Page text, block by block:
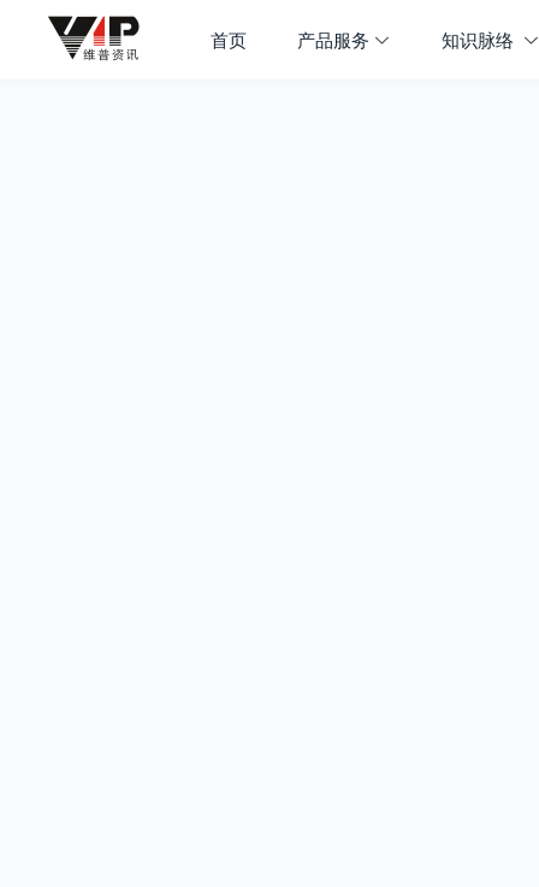
首页 产品服务 知识脉络